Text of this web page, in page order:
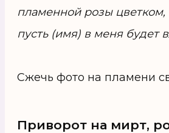
пламенной розы цветком,
пусть (имя) в меня будет
Сжечь фото на пламени
Приворот на мирт,